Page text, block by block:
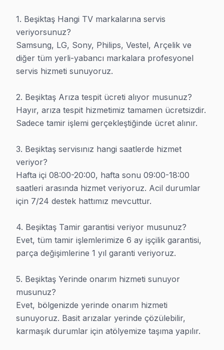
Beşiktaş TV Ekran ve Panel Tamiri
Uzman Ekip: TV arızalarında Beşiktaş, İstanbul'da en
Müşteri Değerlendirmesi: Müşteri gülümsemesi: %95
Garanti:Uzun süreli garanti: Beşiktaş, İstanbul'de orijinal
Fiyatlandırma:
Müdahale: undefined
Adres: Beşiktaş, İstanbul, Türkiye| TR
1. Beşiktaş Hangi TV markalarına servis
veriyorsunuz?
Samsung, LG, Sony, Philips, Vestel, Arçelik ve
diğer tüm yerli-yabancı markalara profesyonel
servis hizmeti sunuyoruz.
2. Beşiktaş Arıza tespit ücreti alıyor musunuz?
Hayır, arıza tespit hizmetimiz tamamen ücretsizdir.
Sadece tamir işlemi gerçekleştiğinde ücret alınır.
3. Beşiktaş servisınız hangi saatlerde hizmet
veriyor?
Hafta içi 08:00-20:00, hafta sonu 09:00-18:00
saatleri arasında hizmet veriyoruz. Acil durumlar
için 7/24 destek hattımız mevcuttur.
4. Beşiktaş Tamir garantisi veriyor musunuz?
Evet, tüm tamir işlemlerimize 6 ay işçilik garantisi,
parça değişimlerine 1 yıl garanti veriyoruz.
5. Beşiktaş Yerinde onarım hizmeti sunuyor
musunuz?
Evet, bölgenizde yerinde onarım hizmeti
sunuyoruz. Basit arızalar yerinde çözülebilir,
karmaşık durumlar için atölyemize taşıma yapılır.